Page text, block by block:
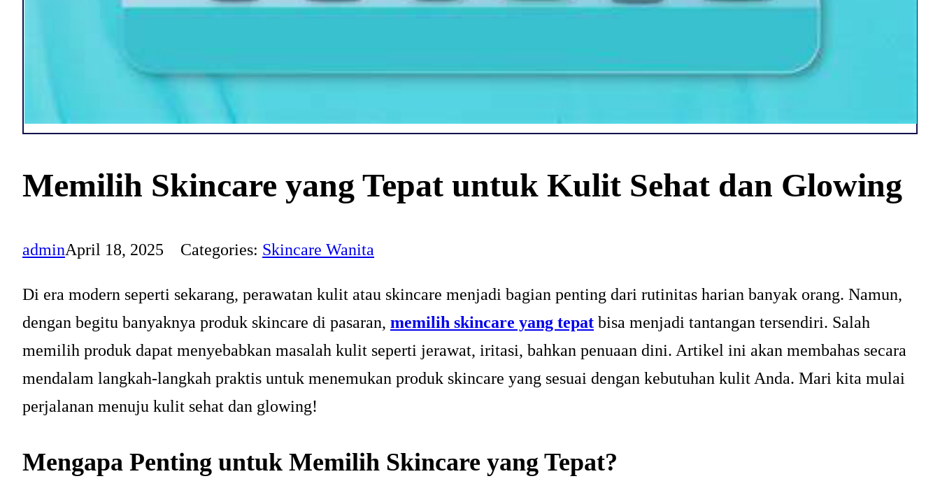
Memilih Skincare yang Tepat untuk Kulit Sehat dan Glowing
adminApril 18, 2025 Categories: Skincare Wanita
Di era modern seperti sekarang, perawatan kulit atau skincare menjadi bagian penting dari rutinitas harian banyak orang. Namun,
dengan begitu banyaknya produk skincare di pasaran, memilih skincare yang tepat bisa menjadi tantangan tersendiri. Salah
memilih produk dapat menyebabkan masalah kulit seperti jerawat, iritasi, bahkan penuaan dini. Artikel ini akan membahas secara
mendalam langkah-langkah praktis untuk menemukan produk skincare yang sesuai dengan kebutuhan kulit Anda. Mari kita mulai
perjalanan menuju kulit sehat dan glowing!
Mengapa Penting untuk Memilih Skincare yang Tepat?